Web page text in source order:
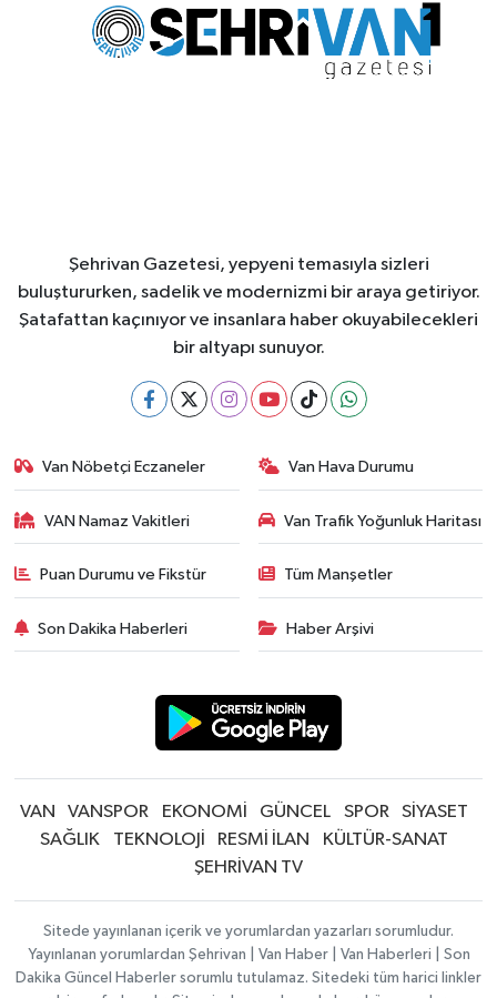
Şehrivan Gazetesi, yepyeni temasıyla sizleri
buluştururken, sadelik ve modernizmi bir araya getiriyor.
Şatafattan kaçınıyor ve insanlara haber okuyabilecekleri
bir altyapı sunuyor.
Van Nöbetçi Eczaneler Van Hava Durumu
VAN Namaz Vakitleri Van Trafik Yoğunluk Haritası
Puan Durumu ve Fikstür Tüm Manşetler
Son Dakika Haberleri Haber Arşivi
VAN VANSPOR EKONOMİ GÜNCEL SPOR
SİYASET
SAĞLIK
TEKNOLOJİ RESMİ İLAN
KÜLTÜR-SANAT
ŞEHRİVAN TV
Sitede yayınlanan içerik ve yorumlardan yazarları sorumludur.
Yayınlanan yorumlardan Şehrivan | Van Haber | Van Haberleri | Son
Dakika Güncel Haberler sorumlu tutulamaz. Sitedeki tüm harici linkler